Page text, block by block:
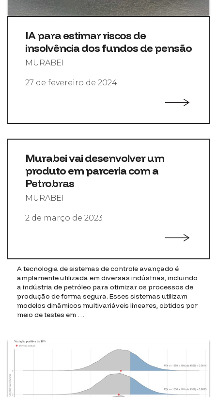
IA para estimar riscos de
insolvência dos fundos de pensão
MURABEI
27 de fevereiro de 2024
Murabei vai desenvolver um
produto em parceria com a
Petrobras
MURABEI
2 de março de 2023
A tecnologia de sistemas de controle avançado é
amplamente utilizada em diversas indústrias, incluindo
a indústria de petróleo para otimizar os processos de
produção de forma segura. Esses sistemas utilizam
modelos dinâmicos multivariáveis lineares, obtidos por
meio de testes em …